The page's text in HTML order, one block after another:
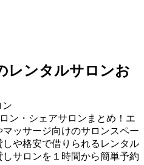
レンタルサロンお
ン・シェアサロンまとめ！エ
ッサージ向けのサロンスペー
や格安で借りられるレンタル
サロンを１時間から簡単予約